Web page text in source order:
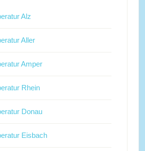
Alz
Aller
Amper
Rhein
Donau
Eisbach